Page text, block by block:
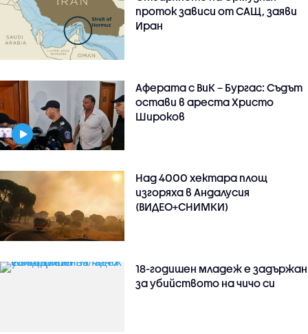
проток зависи от САЩ, заяви
Иран
Аферата с ВиК – Бургас: Съдът
остави в ареста Христо
Широков
Над 4000 хектара площ
изгоряха в Андалусия
(ВИДЕО+СНИМКИ)
18-годишен младеж е задържан
за убийството на чичо си